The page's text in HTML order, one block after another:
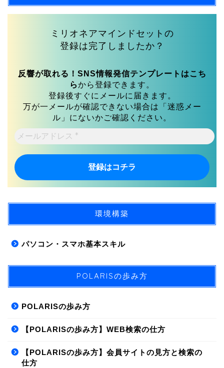
ミリオネアマインドセットの
登録は完了しましたか？
反響が取れる！SNS情報発信テンプレートはこち
らから登録できます。
登録後すぐにメールに届きます。
万が一メールが確認できない場合は「迷惑メー
ル」にないかご確認ください。
メ
ー
ル
ア
ド
レ
環境構築
パソコン・スマホ基本スキル
POLARISの歩み方
POLARISの歩み方
【POLARISの歩み方】WEB検索の仕方
【POLARISの歩み方】会員サイトの見方と検索の
仕方